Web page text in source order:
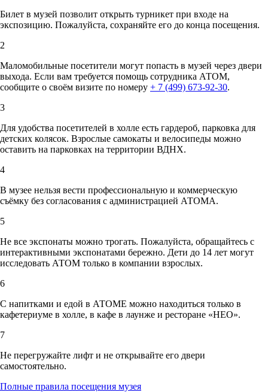
Билет в музей позволит открыть турникет при входе на
экспозицию. Пожалуйста, сохраняйте его до конца посещения.
2
Маломобильные посетители могут попасть в музей через двери
выхода. Если вам требуется помощь сотрудника АТОМ,
сообщите о своём визите по номеру + 7 (499) 673-92-30.
3
Для удобства посетителей в холле есть гардероб, парковка для
детских колясок. Взрослые самокаты и велосипеды можно
оставить на парковках на территории ВДНХ.
4
В музее нельзя вести профессиональную и коммерческую
съёмку без согласования с администрацией АТОМА.
5
Не все экспонаты можно трогать. Пожалуйста, обращайтесь с
интерактивными экспонатами бережно. Дети до 14 лет могут
исследовать АТОМ только в компании взрослых.
6
С напитками и едой в АТОМЕ можно находиться только в
кафетериуме в холле, в кафе в лаунже и ресторане «НЕО».
7
Не перегружайте лифт и не открывайте его двери
самостоятельно.
Полные правила посещения музея